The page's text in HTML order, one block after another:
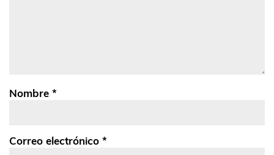
Nombre *
Correo electrónico *